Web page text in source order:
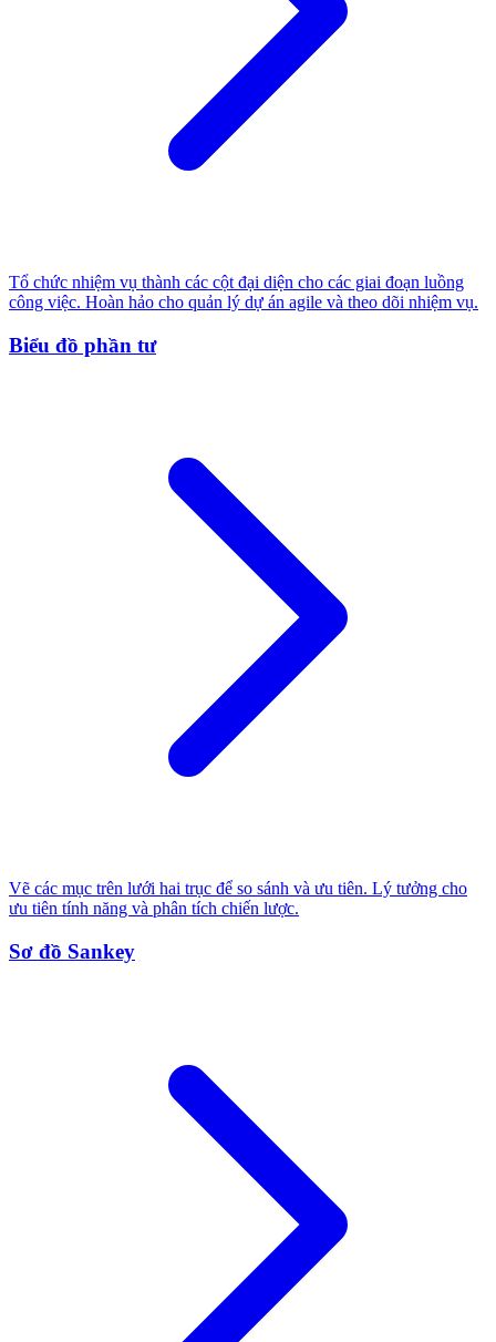
Tổ chức nhiệm vụ thành các cột đại diện cho các giai đoạn luồng
công việc. Hoàn hảo cho quản lý dự án agile và theo dõi nhiệm vụ.
Biểu đồ phần tư
Vẽ các mục trên lưới hai trục để so sánh và ưu tiên. Lý tưởng cho
ưu tiên tính năng và phân tích chiến lược.
Sơ đồ Sankey